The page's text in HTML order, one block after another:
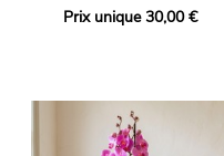
Prix unique 30,00 €